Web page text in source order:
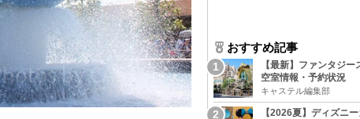
おすすめ記事
【最新】ファンタジ
空室情報・予約状況
キャステル編集部
【2026夏】ディズニ